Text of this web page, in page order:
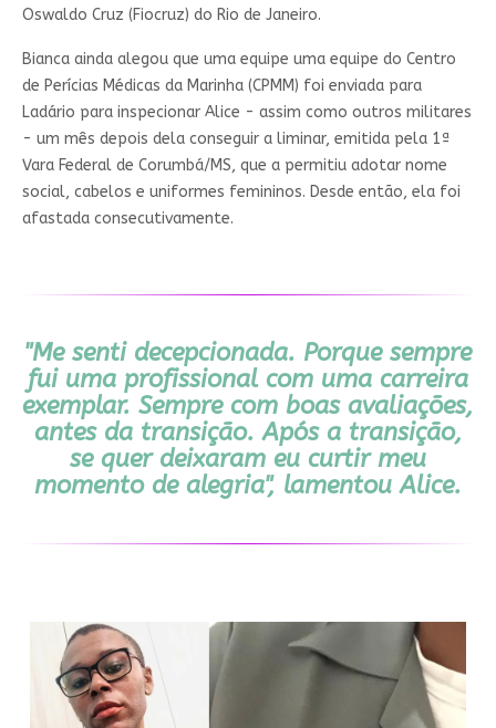
Oswaldo Cruz (Fiocruz) do Rio de Janeiro.
Bianca ainda alegou que uma equipe uma equipe do Centro
de Perícias Médicas da Marinha (CPMM) foi enviada para
Ladário para inspecionar Alice - assim como outros militares
- um mês depois dela conseguir a liminar, emitida pela 1ª
Vara Federal de Corumbá/MS, que a permitiu adotar nome
social, cabelos e uniformes femininos. Desde então, ela foi
afastada consecutivamente.
"Me senti decepcionada. Porque sempre
fui uma profissional com uma carreira
exemplar. Sempre com boas avaliações,
antes da transição. Após a transição,
se quer deixaram eu curtir meu
momento de alegria", lamentou Alice.